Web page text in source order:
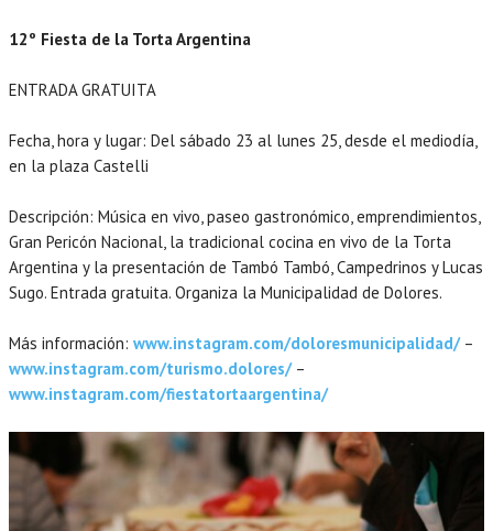
12º Fiesta de la Torta Argentina
ENTRADA GRATUITA
Fecha, hora y lugar: Del sábado 23 al lunes 25, desde el mediodía,
en la plaza Castelli
Descripción: Música en vivo, paseo gastronómico, emprendimientos,
Gran Pericón Nacional, la tradicional cocina en vivo de la Torta
Argentina y la presentación de Tambó Tambó, Campedrinos y Lucas
Sugo. Entrada gratuita. Organiza la Municipalidad de Dolores.
Más información: www.instagram.com/doloresmunicipalidad/–
www.instagram.com/turismo.dolores/–
www.instagram.com/fiestatortaargentina/